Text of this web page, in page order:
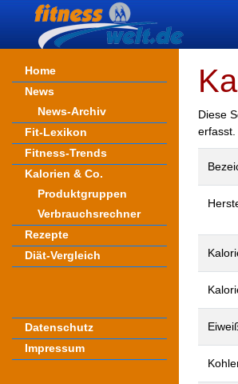
Home
News
News-Archiv
Fit-Lexikon
Fitness-Trends
Kalorien & Co.
Produktgruppen
Verbrauchsrechner
Rezepte
Diät-Vergleich
Datenschutz
Impressum
Diese
erfasst.